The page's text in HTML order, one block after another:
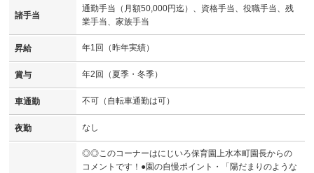
諸手当
通勤手当（月額50,000円迄）、資格手当、役職手当、残
業手当、家族手当
昇給 年1回（昨年実績）
賞与 年2回（夏季・冬季）
車通勤 不可（自転車通勤は可）
夜勤 なし
◎◎このコーナーはにじいろ保育園上水本町園長からの
コメントです！●園の自慢ポイント・「陽だまりのような